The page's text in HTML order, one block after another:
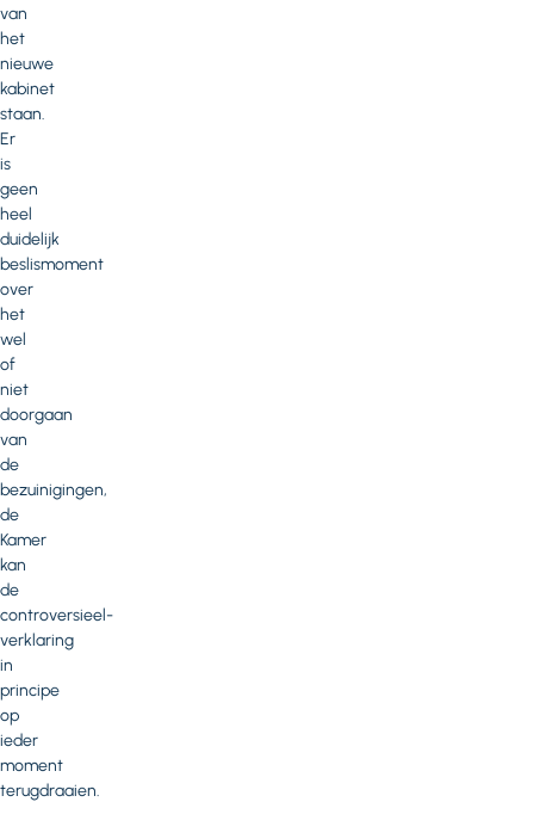
van
het
nieuwe
kabinet
staan.
Er
is
geen
heel
duidelijk
beslismoment
over
het
wel
of
niet
doorgaan
van
de
bezuinigingen,
de
Kamer
kan
de
controversieel-
verklaring
in
principe
op
ieder
moment
terugdraaien.